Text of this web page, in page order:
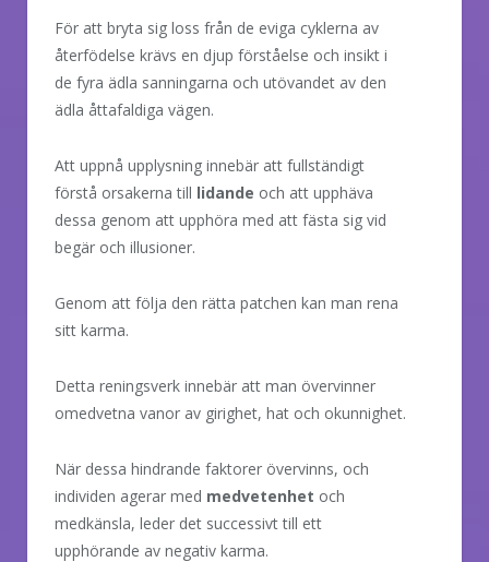
För att bryta sig loss från de eviga cyklerna av
återfödelse krävs en djup förståelse och insikt i
de fyra ädla sanningarna och utövandet av den
ädla åttafaldiga vägen.
Att uppnå upplysning innebär att fullständigt
förstå orsakerna till lidande och att upphäva
dessa genom att upphöra med att fästa sig vid
begär och illusioner.
Genom att följa den rätta patchen kan man rena
sitt karma.
Detta reningsverk innebär att man övervinner
omedvetna vanor av girighet, hat och okunnighet.
När dessa hindrande faktorer övervinns, och
individen agerar med medvetenhet och
medkänsla, leder det successivt till ett
upphörande av negativ karma.